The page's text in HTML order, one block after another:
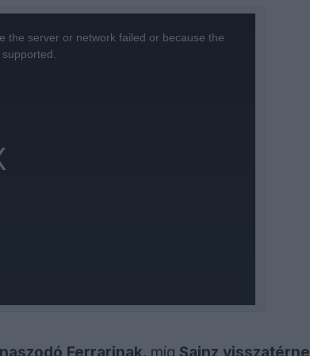
the server or network failed or because the